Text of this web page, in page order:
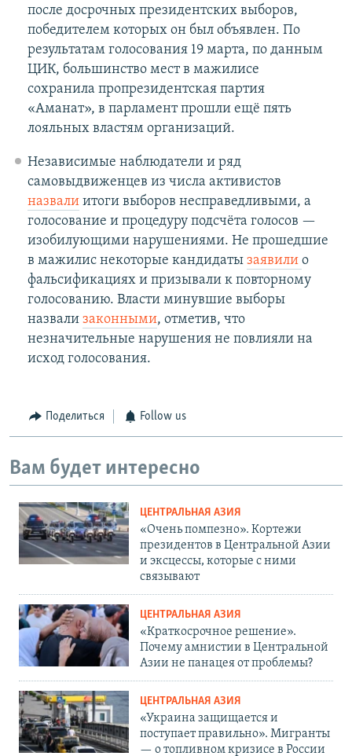
после досрочных президентских выборов,
победителем которых он был объявлен. По
результатам голосования 19 марта, по данным
ЦИК, большинство мест в мажилисе
сохранила пропрезидентская партия
«Аманат», в парламент прошли ещё пять
лояльных властям организаций.
Независимые наблюдатели и ряд
самовыдвиженцев из числа активистов
назвалиитоги выборов несправедливыми, а
голосование и процедуру подсчёта голосов —
изобилующими нарушениями. Не прошедшие
в мажилис некоторые кандидаты заявили о
фальсификациях и призывали к повторному
голосованию. Власти минувшие выборы
назвали законными, отметив, что
незначительные нарушения не повлияли на
исход голосования.
Поделиться Follow us
Вам будет интересно
ЦЕНТРАЛЬНАЯ АЗИЯ
«Очень помпезно». Кортежи
президентов в Центральной Азии
и эксцессы, которые с ними
связывают
ЦЕНТРАЛЬНАЯ АЗИЯ
«Краткосрочное решение».
Почему амнистии в Центральной
Азии не панацея от проблемы?
ЦЕНТРАЛЬНАЯ АЗИЯ
«Украина защищается и
поступает правильно». Мигранты
— о топливном кризисе в России